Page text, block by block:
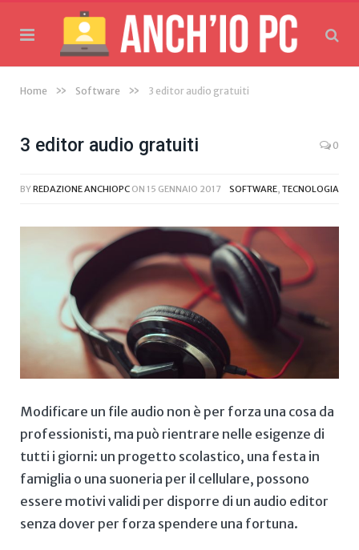
Home » Software » 3 editor audio gratuiti
3 editor audio gratuiti 0
BYREDAZIONE ANCHIOPC ON 15 GENNAIO 2017 SOFTWARE, TECNOLOGIA
Modificare un file audio non è per forza una cosa da
professionisti, ma può rientrare nelle esigenze di
tutti i giorni: un progetto scolastico, una festa in
famiglia o una suoneria per il cellulare, possono
essere motivi validi per disporre di un audio editor
senza dover per forza spendere una fortuna.